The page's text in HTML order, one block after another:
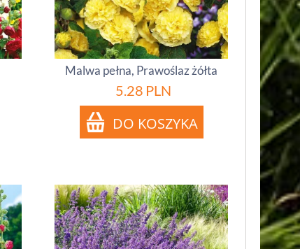
Malwa pełna, Prawoślaz żółta
5.28 PLN